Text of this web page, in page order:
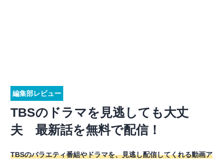
編集部レビュー
TBSのドラマを見逃しても大丈
夫 最新話を無料で配信！
TBSのバラエティ番組やドラマを、見逃し配信してくれる動画ア